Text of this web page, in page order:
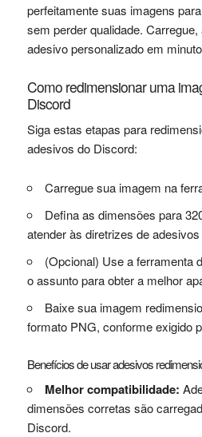
perfeitamente suas imagens
sem perder qualidade.
adesivo personalizado em
Como redimensionar uma
Discord
Siga estas etapas para
adesivos do Discord:
Carregue sua imagem na
Defina as dimensões para
atender às diretrizes de
(Opcional) Use a ferramenta
o assunto para obter a melhor
Baixe sua imagem
formato PNG, conforme exigido
Benefícios de usar adesivos
Melhor compatibilidade:
dimensões corretas são
Discord.